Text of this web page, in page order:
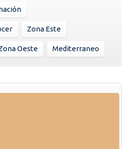
Zona Este
Oeste Mediterraneo